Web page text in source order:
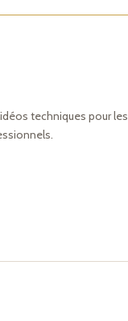
techniques pour les